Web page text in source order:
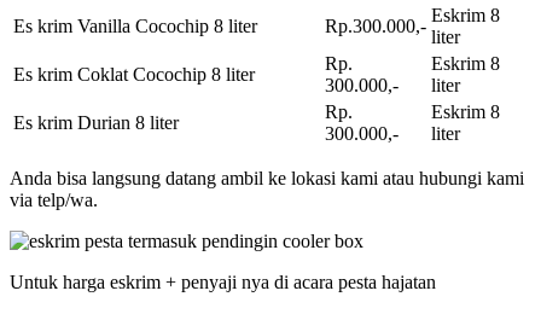
Es krim Vanilla Cocochip 8 liter
Rp.300.000,-
Eskrim 8
liter
Es krim Coklat Cocochip 8 liter
Rp.
300.000,-
Eskrim 8
liter
Es krim Durian 8 liter
Rp.
300.000,-
Eskrim 8
liter
Anda bisa langsung datang ambil ke lokasi kami atau hubungi kami
via telp/wa.
Untuk harga eskrim + penyaji nya di acara pesta hajatan